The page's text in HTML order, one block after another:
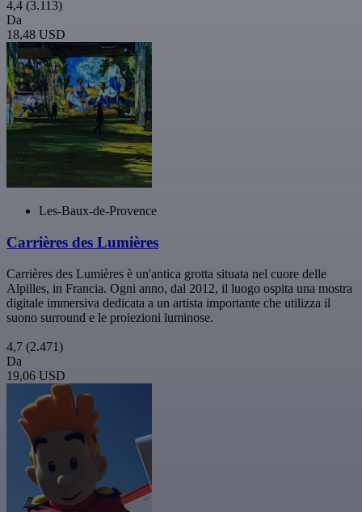
4,4 (3.113)
Da
18,48 USD
Les-Baux-de-Provence
Carrières des Lumières
Carrières des Lumières è un'antica grotta situata nel cuore delle
Alpilles, in Francia. Ogni anno, dal 2012, il luogo ospita una mostra
digitale immersiva dedicata a un artista importante che utilizza il
suono surround e le proiezioni luminose.
4,7 (2.471)
Da
19,06 USD